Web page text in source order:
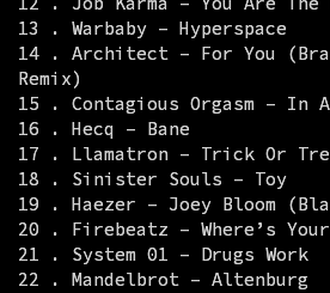
13 . Warbaby – Hyperspace
14 . Architect – For You
Remix)
15 . Contagious Orgasm – In
16 . Hecq – Bane
17 . Llamatron – Trick Or
18 . Sinister Souls – Toy
19 . Haezer – Joey Bloom
20 . Firebeatz – Where’s
21 . System 01 – Drugs Work
22 . Mandelbrot – Altenburg